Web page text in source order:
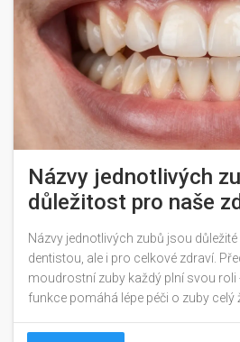
Názvy jednotlivých
důležitost pro naše
Názvy jednotlivých zubů jsou
dentistou, ale i pro celkové zdraví.
moudrostní zuby každý plní svou roli
funkce pomáhá lépe péči o zuby celý